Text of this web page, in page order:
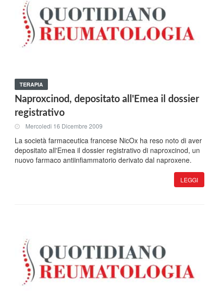
TERAPIA
Naproxcinod, depositato all'Emea il dossier
registrativo
Mercoledi 16 Dicembre 2009
La società farmaceutica francese NicOx ha reso noto di aver
depositato all'Emea il dossier registrativo di naproxcinod, un
nuovo farmaco antiinfiammatorio derivato dal naproxene.
LEGGI